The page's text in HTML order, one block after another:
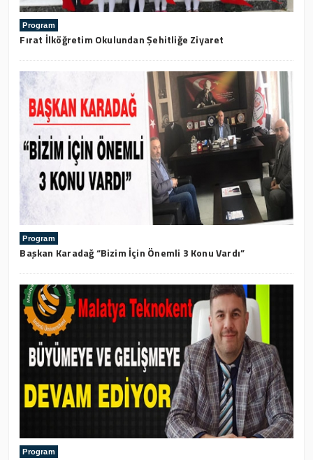
Program
Fırat İlköğretim Okulundan Şehitliğe Ziyaret
Program
Başkan Karadağ “Bizim İçin Önemli 3 Konu Vardı”
Program